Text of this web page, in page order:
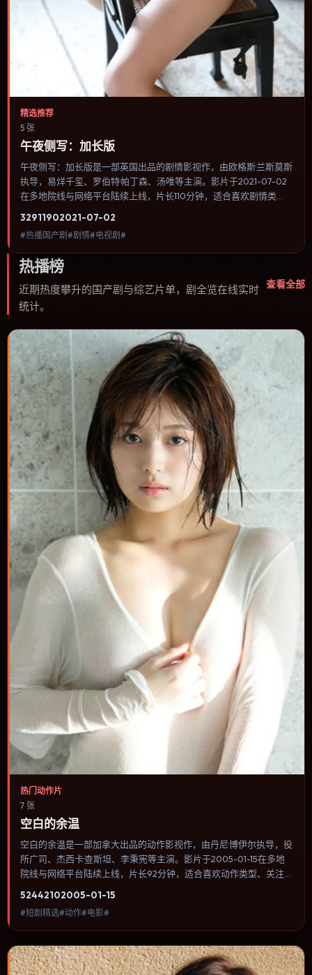
精选推荐
5 张
午夜侧写：加长版
午夜侧写：加长版是一部英国出品的剧情影视作，由欧格斯·兰斯莫斯
执导，易烊千玺、罗伯特·帕丁森、汤唯等主演。影片于2021-07-02
在多地院线与网络平台陆续上线，片长110分钟，适合喜欢剧情类
情节推进，节奏与视听语言统一，可作为休闲观影或类型片补片的选
择。
32911902021-07-02
#热播国产剧#剧情#电视剧#
热播榜
近期热度攀升的国产剧与综艺片单，剧全览在线实时
统计。
查看全部
热门动作片
7 张
空白的余温
空白的余温是一部加拿大出品的动作影视作，由丹尼·博伊尔执导，役
所广司、杰西卡·查斯坦、李秉宪等主演。影片于2005-01-15在多地
院线与网络平台陆续上线，片长92分钟，适合喜欢动作类型、关注人
视听语言统一，可作为休闲观影或类型片补片的选择。
52442102005-01-15
#短剧精选#动作#电影#